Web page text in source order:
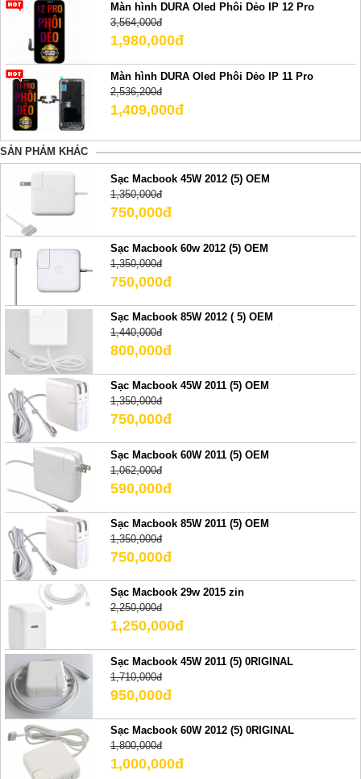
Màn hình DURA Oled Phôi Dẻo IP 12 Pro
3,564,000đ
1,980,000đ
Màn hình DURA Oled Phôi Dẻo IP 11 Pro
2,536,200đ
1,409,000đ
SẢN PHẢM KHÁC
Sạc Macbook 45W 2012 (5) OEM
1,350,000đ
750,000đ
Sạc Macbook 60w 2012 (5) OEM
1,350,000đ
750,000đ
Sạc Macbook 85W 2012 ( 5) OEM
1,440,000đ
800,000đ
Sạc Macbook 45W 2011 (5) OEM
1,350,000đ
750,000đ
Sạc Macbook 60W 2011 (5) OEM
1,062,000đ
590,000đ
Sạc Macbook 85W 2011 (5) OEM
1,350,000đ
750,000đ
Sạc Macbook 29w 2015 zin
2,250,000đ
1,250,000đ
Sạc Macbook 45W 2011 (5) 0RIGINAL
1,710,000đ
950,000đ
Sạc Macbook 60W 2012 (5) 0RIGINAL
1,800,000đ
1,000,000đ